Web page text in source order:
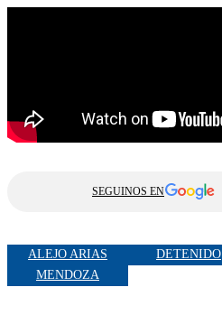
SEGUINOS EN
ALEJO ARIAS DETENIDO
MENDOZA